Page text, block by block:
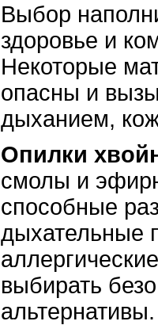
Выбор
здоровье и
Некоторые
опасны и
дыханием,
Опилки
смолы и
способные
дыхательные
выбирать
альтернативы.